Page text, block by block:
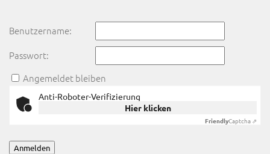
Benutzername:
Passwort:
Angemeldet bleiben
Anti-Roboter-Verifizierung
Hier klicken
FriendlyCaptcha ⇗
Anmelden